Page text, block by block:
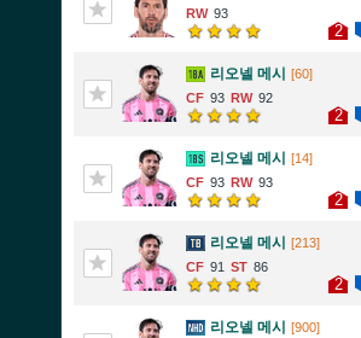
93
2
리오넬 메시
[60]
93
92
2
리오넬 메시
[14]
93
93
2
리오넬 메시
[213]
91
86
2
리오넬 메시
[900]